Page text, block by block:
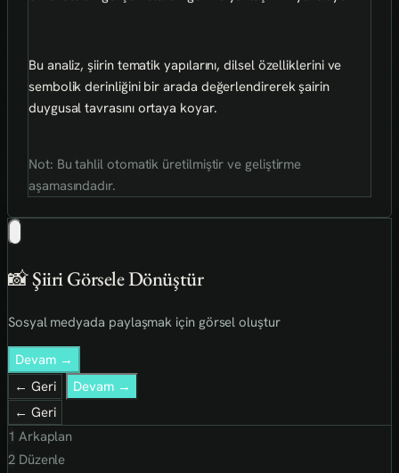
Bu analiz, şiirin tematik yapılarını, dilsel özelliklerini ve
sembolik derinliğini bir arada değerlendirerek şairin
duygusal tavrasını ortaya koyar.
Not: Bu tahlil otomatik üretilmiştir ve geliştirme
aşamasındadır.
📸 Şiiri Görsele Dönüştür
Sosyal medyada paylaşmak için görsel oluştur
Devam →
← Geri
Devam →
← Geri
1 Arkaplan
2Düzenle